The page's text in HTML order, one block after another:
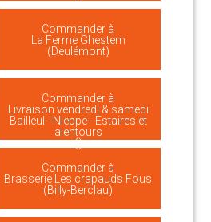
Commander à
La Ferme Ghestem
(Deulémont)
Commander à
Livraison vendredi & samedi
Bailleul - Nieppe - Estaires et
alentours
()
Commander à
Brasserie Les crapauds Fous
(Billy-Berclau)